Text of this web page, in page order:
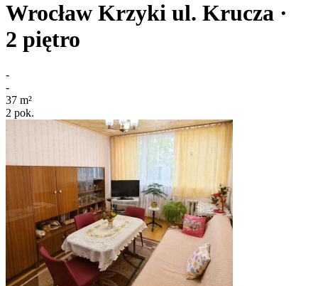
Wrocław Krzyki ul. Krucza ·
2 piętro
-
-
37 m²
2 pok.